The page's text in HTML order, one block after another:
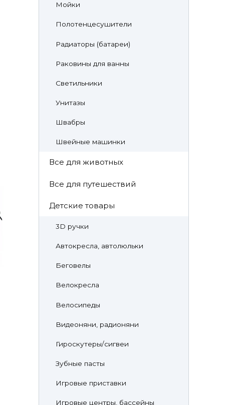
Мойки
Полотенцесушители
Радиаторы (батареи)
Раковины для ванны
Светильники
Унитазы
Швабры
Швейные машинки
Все для животных
Все для путешествий
Детские товары
3D ручки
Автокресла, автолюльки
Беговелы
Велокресла
Велосипеды
Видеоняни, радионяни
Гироскутеры/сигвеи
Зубные пасты
Игровые приставки
Игровые центры, бассейны